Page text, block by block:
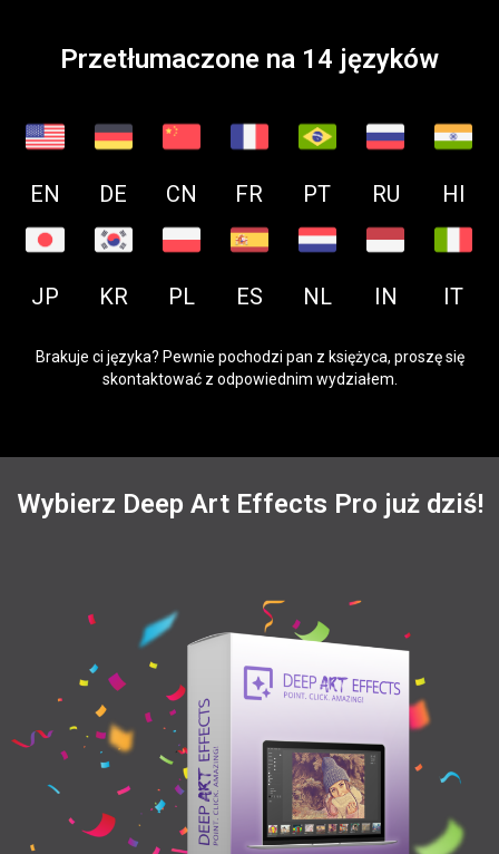
Przetłumaczone na 14 języków
EN DE CN FR PT RU HI
JP KR PL ES NL IN IT
Brakuje ci języka? Pewnie pochodzi pan z księżyca, proszę się
skontaktować z odpowiednim wydziałem.
Wybierz Deep Art Effects Pro już dziś!